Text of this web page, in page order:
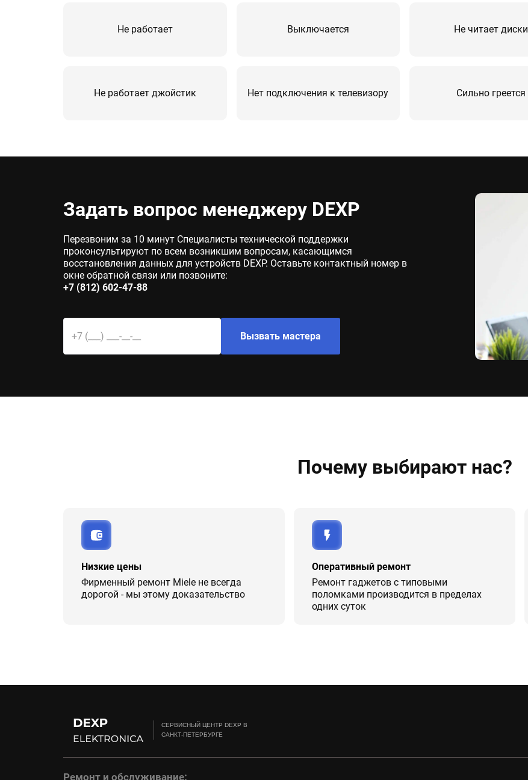
Не работает Выключается Не читает диски
Не работает джойстик Нет подключения к телевизору Сильно греется
Задать вопрос менеджеру DEXP
Перезвоним за 10 минут Специалисты технической поддержки
проконсультируют по всем возникшим вопросам, касающимся
восстановления данных для устройств DEXP. Оставьте контактный номер в
окне обратной связи или позвоните:
+7 (812) 602-47-88
Вызвать мастера
Почему выбирают нас?
Низкие цены
Фирменный ремонт Miele не всегда
дорогой - мы этому доказательство
Оперативный ремонт
Ремонт гаджетов с типовыми
поломками производится в пределах
одних суток
CЕРВИСНЫЙ ЦЕНТР DEXP В
САНКТ-ПЕТЕРБУРГЕ
Ремонт и обслуживание: